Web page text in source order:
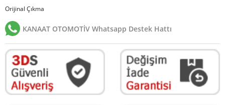
Orijinal Çıkma
KANAAT OTOMOTİV Whatsapp Destek Hattı